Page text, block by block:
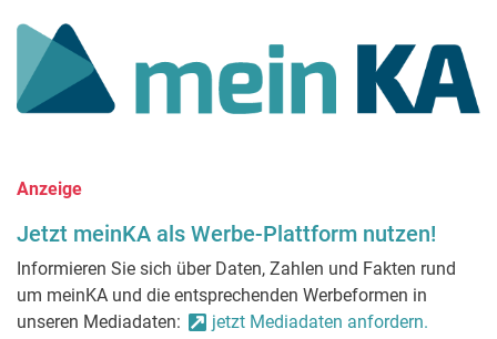
Anzeige
Jetzt meinKA als Werbe-Plattform nutzen!
Informieren Sie sich über Daten, Zahlen und Fakten rund
um meinKA und die entsprechenden Werbeformen in
unseren Mediadaten:
jetzt Mediadaten anfordern.